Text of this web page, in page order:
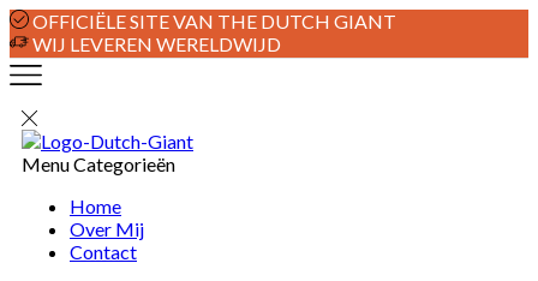
OFFICIËLE SITE VAN THE DUTCH GIANT
WIJ LEVEREN WERELDWIJD
MenuCategorieën
Home
Over Mij
Contact